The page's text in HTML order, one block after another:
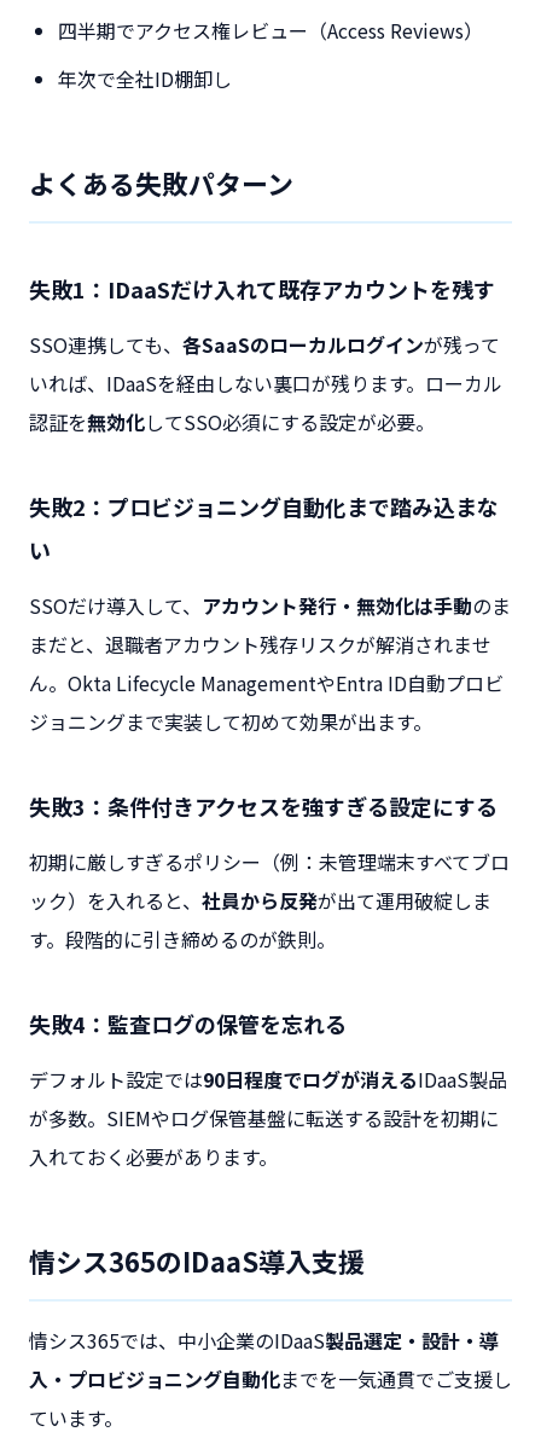
四半期でアクセス権レビュー（Access Reviews）
年次で全社ID棚卸し
よくある失敗パターン
失敗1：IDaaSだけ入れて既存アカウントを残す
SSO連携しても、 各SaaSのローカルログインが残って
いれば、IDaaSを経由しない裏口が残ります。ローカル
認証を無効化してSSO必須にする設定が必要。
失敗2：プロビジョニング自動化まで踏み込まな
い
SSOだけ導入して、 アカウント発行・無効化は手動のま
まだと、退職者アカウント残存リスクが解消されませ
ん。Okta Lifecycle ManagementやEntra ID自動プロビ
ジョニングまで実装して初めて効果が出ます。
失敗3：条件付きアクセスを強すぎる設定にする
初期に厳しすぎるポリシー（例：未管理端末すべてブロ
ック）を入れると、 社員から反発が出て運用破綻しま
す。段階的に引き締めるのが鉄則。
失敗4：監査ログの保管を忘れる
デフォルト設定では90日程度でログが消えるIDaaS製品
が多数。SIEMやログ保管基盤に転送する設計を初期に
入れておく必要があります。
情シス365のIDaaS導入支援
情シス365では、中小企業のIDaaS製品選定・設計・導
入・プロビジョニング自動化までを一気通貫でご支援し
ています。